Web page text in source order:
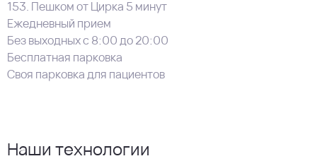
153. Пешком от Цирка 5 минут
Ежедневный прием
Без выходных с 8:00 до 20:00
Бесплатная парковка
Своя парковка для пациентов
Наши технологии